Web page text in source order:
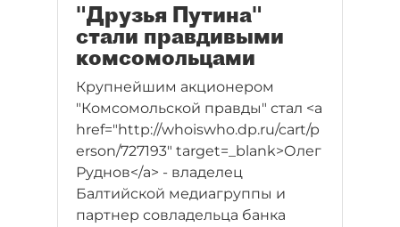
"Друзья Путина"
стали правдивыми
комсомольцами
Крупнейшим акционером
"Комсомольской правды" стал <a
href="http://whoiswho.dp.ru/cart/p
erson/727193" target=_blank>Олег
Руднов</a> - владелец
Балтийской медиагруппы и
партнер совладельца банка